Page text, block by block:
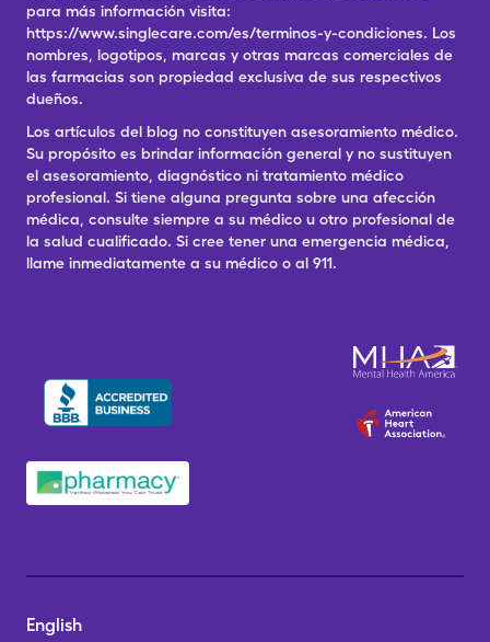
para más información visita:
https://www.singlecare.com/es/terminos-y-condiciones. Los
nombres, logotipos, marcas y otras marcas comerciales de
las farmacias son propiedad exclusiva de sus respectivos
dueños.
Los artículos del blog no constituyen asesoramiento médico.
Su propósito es brindar información general y no sustituyen
el asesoramiento, diagnóstico ni tratamiento médico
profesional. Si tiene alguna pregunta sobre una afección
médica, consulte siempre a su médico u otro profesional de
la salud cualificado. Si cree tener una emergencia médica,
llame inmediatamente a su médico o al 911.
English